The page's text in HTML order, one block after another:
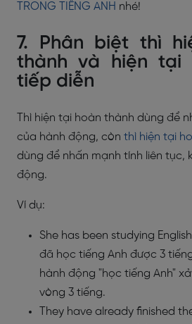
TRONG TIẾNG ANH nhé!
7. Phân biệt thì
thành và hiện tại
tiếp diễn
Thì hiện tại hoàn thành dùng để
của hành động, còn thì hiện tại
dùng để nhấn mạnh tính liên tục,
động.
Ví dụ:
She has been studying
đã học tiếng Anh được 3
hành động "học tiếng Anh"
vòng 3 tiếng.
They have already finished